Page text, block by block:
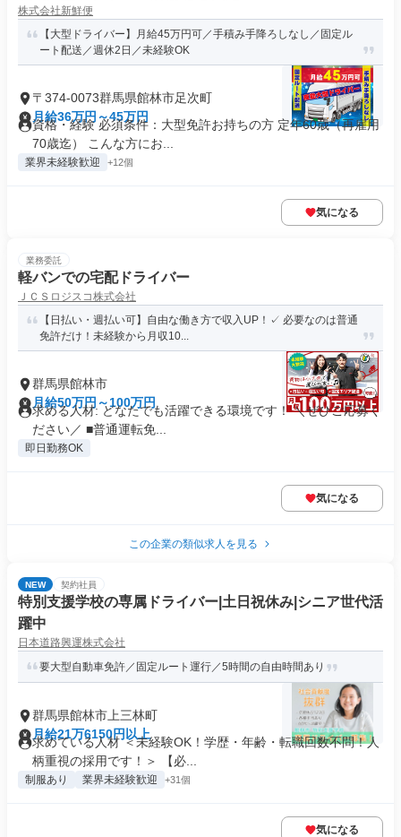
株式会社新鮮便
【大型ドライバー】月給45万円可／手積み手降ろしなし／固定ル
ート配送／週休2日／未経験OK
〒374-0073群馬県館林市足次町
月給36万円～45万円
資格・経験 必須条件：大型免許お持ちの方 定年60歳（再雇用
70歳迄） こんな方にお...
業界未経験歓迎 +12個
気になる
業務委託
軽バンでの宅配ドライバー
ＪＣＳロジスコ株式会社
【日払い・週払い可】自由な働き方で収入UP！✓ 必要なのは普通
免許だけ！未経験から月収10...
群馬県館林市
月給50万円～100万円
求める人材: どなたでも活躍できる環境です！ ＼ぜひご応募く
ださい／ ■普通運転免...
即日勤務OK
気になる
この企業の類似求人を見る
NEW 契約社員
特別支援学校の専属ドライバー|土日祝休み|シニア世代活
躍中
日本道路興運株式会社
要大型自動車免許／固定ルート運行／5時間の自由時間あり
群馬県館林市上三林町
月給21万6150円以上
求めている人材 ＜未経験OK！学歴・年齢・転職回数不問！人
柄重視の採用です！＞ 【必...
制服あり 業界未経験歓迎 +31個
気になる